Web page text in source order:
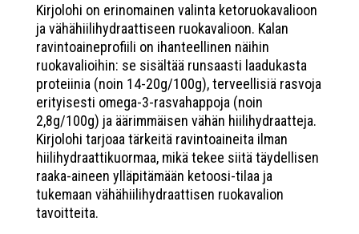
Kirjolohi on erinomainen valinta ketoruokavalioon
ja vähähiilihydraattiseen ruokavalioon. Kalan
ravintoaineprofiili on ihanteellinen näihin
ruokavalioihin: se sisältää runsaasti laadukasta
proteiinia (noin 14-20g/100g), terveellisiä rasvoja
erityisesti omega-3-rasvahappoja (noin
2,8g/100g) ja äärimmäisen vähän hiilihydraatteja.
Kirjolohi tarjoaa tärkeitä ravintoaineita ilman
hiilihydraattikuormaa, mikä tekee siitä täydellisen
raaka-aineen ylläpitämään ketoosi-tilaa ja
tukemaan vähähiilihydraattisen ruokavalion
tavoitteita.